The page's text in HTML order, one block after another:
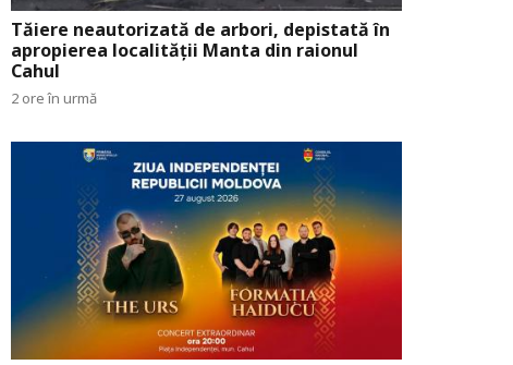
Tăiere neautorizată de arbori, depistată în
apropierea localității Manta din raionul
Cahul
2 ore în urmă